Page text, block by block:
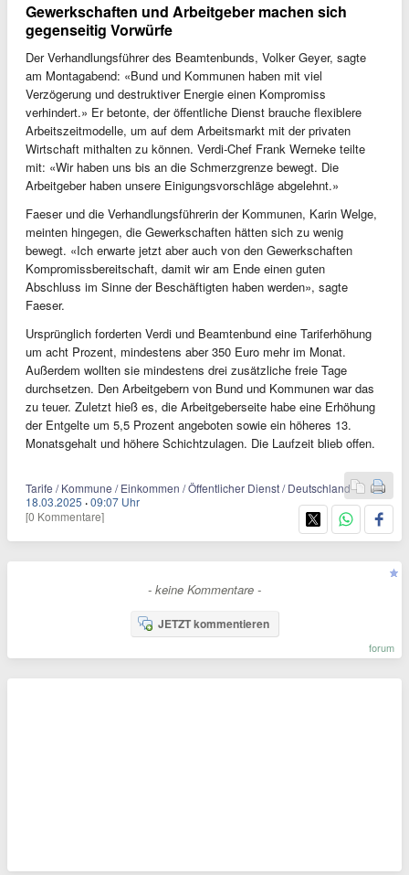
Gewerkschaften und Arbeitgeber machen sich
gegenseitig Vorwürfe
Der Verhandlungsführer des Beamtenbunds, Volker Geyer, sagte
am Montagabend: «Bund und Kommunen haben mit viel
Verzögerung und destruktiver Energie einen Kompromiss
verhindert.» Er betonte, der öffentliche Dienst brauche flexiblere
Arbeitszeitmodelle, um auf dem Arbeitsmarkt mit der privaten
Wirtschaft mithalten zu können. Verdi-Chef Frank Werneke teilte
mit: «Wir haben uns bis an die Schmerzgrenze bewegt. Die
Arbeitgeber haben unsere Einigungsvorschläge abgelehnt.»
Faeser und die Verhandlungsführerin der Kommunen, Karin Welge,
meinten hingegen, die Gewerkschaften hätten sich zu wenig
bewegt. «Ich erwarte jetzt aber auch von den Gewerkschaften
Kompromissbereitschaft, damit wir am Ende einen guten
Abschluss im Sinne der Beschäftigten haben werden», sagte
Faeser.
Ursprünglich forderten Verdi und Beamtenbund eine Tariferhöhung
um acht Prozent, mindestens aber 350 Euro mehr im Monat.
Außerdem wollten sie mindestens drei zusätzliche freie Tage
durchsetzen. Den Arbeitgebern von Bund und Kommunen war das
zu teuer. Zuletzt hieß es, die Arbeitgeberseite habe eine Erhöhung
der Entgelte um 5,5 Prozent angeboten sowie ein höheres 13.
Monatsgehalt und höhere Schichtzulagen. Die Laufzeit blieb offen.
Tarife / Kommune / Einkommen / Öffentlicher Dienst / Deutschland
18.03.2025 ·09:07 Uhr
[0 Kommentare]
- keine Kommentare -
JETZT kommentieren
forum